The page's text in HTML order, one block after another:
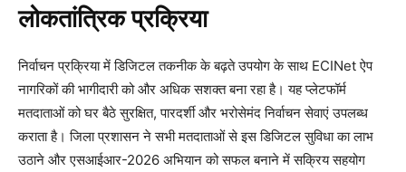
लोकतांत्रिक प्रक्रिया
निर्वाचन प्रक्रिया में डिजिटल तकनीक के बढ़ते उपयोग के साथ ECINet ऐप
नागरिकों की भागीदारी को और अधिक सशक्त बना रहा है। यह प्लेटफॉर्म
मतदाताओं को घर बैठे सुरक्षित, पारदर्शी और भरोसेमंद निर्वाचन सेवाएं उपलब्ध
कराता है। जिला प्रशासन ने सभी मतदाताओं से इस डिजिटल सुविधा का लाभ
उठाने और एसआईआर-2026 अभियान को सफल बनाने में सक्रिय सहयोग